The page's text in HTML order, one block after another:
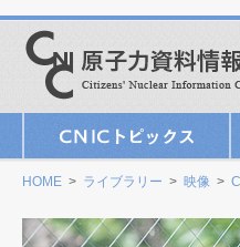
HOME > ライブラリー > 映像 >